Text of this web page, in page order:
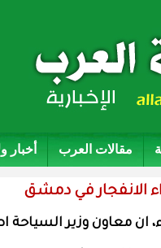
مقالات العرب أخبار
الانفجار في دمشق
ان معاون وزير